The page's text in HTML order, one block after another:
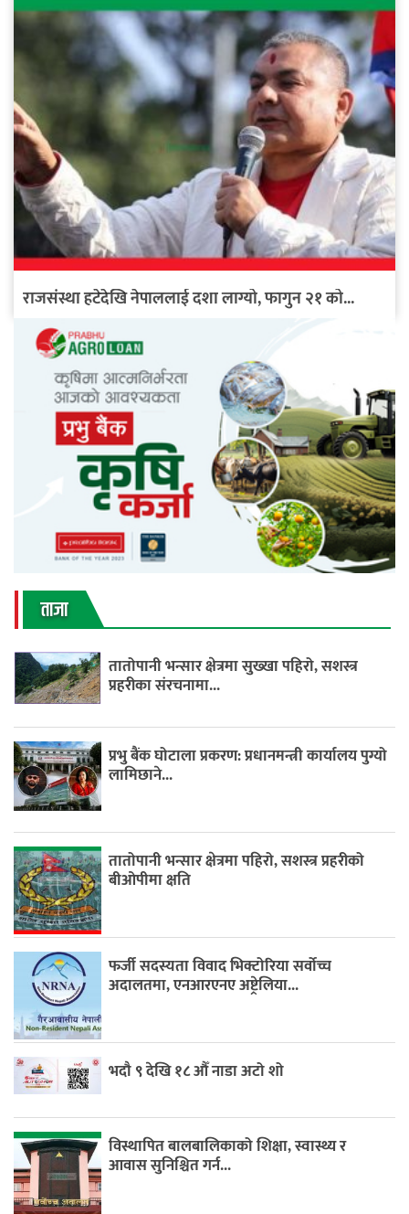
राजसंस्था हटेदेखि नेपाललाई दशा लाग्यो, फागुन २१ को...
ताजा
तातोपानी भन्सार क्षेत्रमा सुख्खा पहिरो, सशस्त्र
प्रहरीका संरचनामा...
प्रभु बैंक घोटाला प्रकरण: प्रधानमन्त्री कार्यालय पुग्यो
लामिछाने...
तातोपानी भन्सार क्षेत्रमा पहिरो, सशस्त्र प्रहरीको
बीओपीमा क्षति
फर्जी सदस्यता विवाद भिक्टोरिया सर्वोच्च
अदालतमा, एनआरएनए अष्ट्रेलिया...
भदौ ९ देखि १८ औँ नाडा अटो शो
विस्थापित बालबालिकाको शिक्षा, स्वास्थ्य र
आवास सुनिश्चित गर्न...